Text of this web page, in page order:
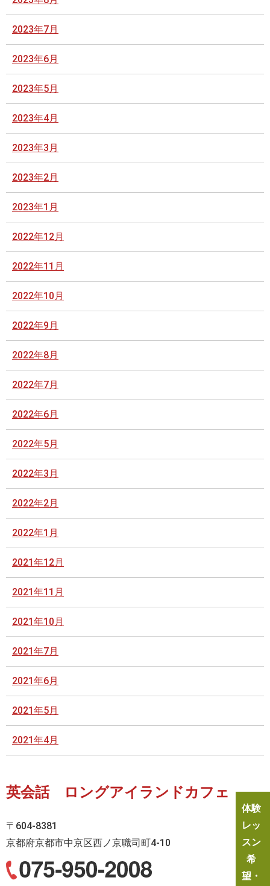
2023年7月
2023年6月
2023年5月
2023年4月
2023年3月
2023年2月
2023年1月
2022年12月
2022年11月
2022年10月
2022年9月
2022年8月
2022年7月
2022年6月
2022年5月
2022年3月
2022年2月
2022年1月
2021年12月
2021年11月
2021年10月
2021年7月
2021年6月
2021年5月
2021年4月
英会話 ロングアイランドカフェ
〒604-8381
京都府京都市中京区西ノ京職司町4-10
体験
レッ
スン
希
望・